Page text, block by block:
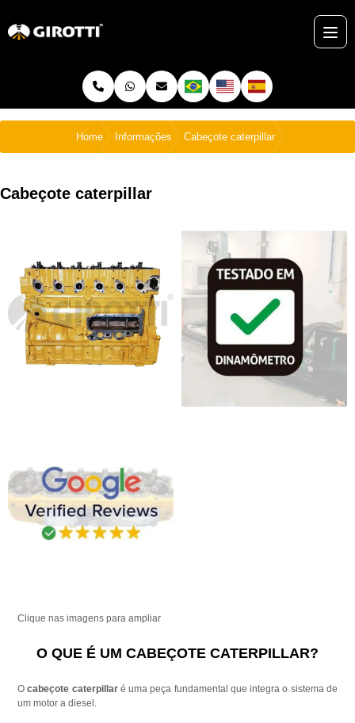
Home Informações Cabeçote caterpillar
Cabeçote caterpillar
Clique nas imagens para ampliar
O QUE É UM CABEÇOTE CATERPILLAR?
Ocabeçote caterpillaré uma peça fundamental que integra o sistema de
um motor a diesel.